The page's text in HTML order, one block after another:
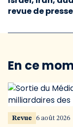
revue de
En ce
Revue 6 août 2026